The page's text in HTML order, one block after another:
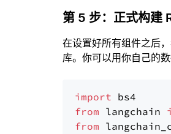
第 5 步：正式构建
在设置好所有组件之后
库。你可以用你自己的
import
from langchain
from